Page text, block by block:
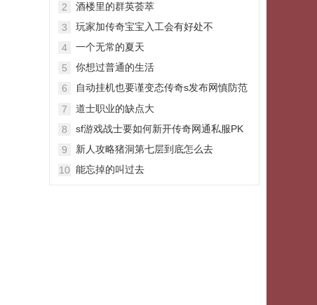
2
酒楼里的群英荟萃
3
玩家加传奇宝宝入工会有好处不
4
一个无常的夏天
5
你想过普通的生活
6
自动挂机也要谨变态传奇s发布网慎防范
7
道士职业的缺点大
8
sf游戏战士要如何新开传奇网通私服PK
9
新人攻略猪洞第七层到底怎么去
10 能忘掉的叫过去